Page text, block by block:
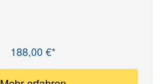
188,00 €*